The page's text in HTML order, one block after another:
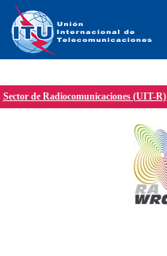
Sector de Radiocomunicaciones (UIT-R)